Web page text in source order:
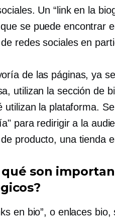
Un “link en la
se puede encontrar
redes sociales en
de las páginas, ya
utilizan la sección de
utilizan la plataforma.
para redirigir a la
producto, una tienda
qué son
en bio”, o enlaces